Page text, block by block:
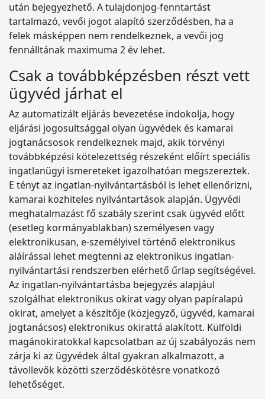
után bejegyezhető. A tulajdonjog-fenntartást
tartalmazó, vevői jogot alapító szerződésben, ha a
felek másképpen nem rendelkeznek, a vevői jog
fennálltának maximuma 2 év lehet.
Csak a továbbképzésben részt vett
ügyvéd járhat el
Az automatizált eljárás bevezetése indokolja, hogy
eljárási jogosultsággal olyan ügyvédek és kamarai
jogtanácsosok rendelkeznek majd, akik törvényi
továbbképzési kötelezettség részeként előírt speciális
ingatlanügyi ismereteket igazolhatóan megszereztek.
E tényt az ingatlan-nyilvántartásból is lehet ellenőrizni,
kamarai közhiteles nyilvántartások alapján. Ügyvédi
meghatalmazást fő szabály szerint csak ügyvéd előtt
(esetleg kormányablakban) személyesen vagy
elektronikusan, e-személyivel történő elektronikus
aláírással lehet megtenni az elektronikus ingatlan-
nyilvántartási rendszerben elérhető űrlap segítségével.
Az ingatlan-nyilvántartásba bejegyzés alapjául
szolgálhat elektronikus okirat vagy olyan papíralapú
okirat, amelyet a készítője (közjegyző, ügyvéd, kamarai
jogtanácsos) elektronikus okirattá alakított. Külföldi
magánokiratokkal kapcsolatban az új szabályozás nem
zárja ki az ügyvédek által gyakran alkalmazott, a
távollevők közötti szerződéskötésre vonatkozó
lehetőséget.